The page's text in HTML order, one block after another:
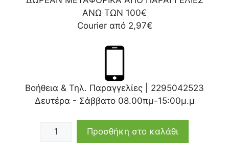
ΑΝΩ ΤΩΝ 100€
Courier από 2,97€
Βοήθεια & Τηλ. Παραγγελίες | 2295042523
Δευτέρα - Σάββατο 08.00πμ-15:00μ.μ
Προσθήκη στο καλάθι